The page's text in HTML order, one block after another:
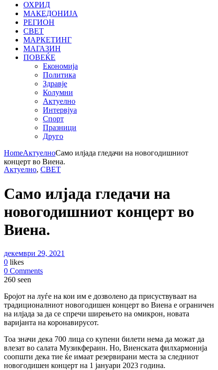
ОХРИД
МАКЕДОНИЈА
РЕГИОН
СВЕТ
МАРКЕТИНГ
МАГАЗИН
ПОВЕЌЕ
Економија
Политика
Здравје
Колумни
Актуелно
Интервјуа
Спорт
Празници
Друго
HomeАктуелноСамо илјада гледачи на новогодишниот
концерт во Виена.
Актуелно, СВЕТ
Само илјада гледачи на
новогодишниот концерт во
Виена.
декември 29, 2021
0 likes
0 Comments
260 seen
Бројот на луѓе на кои им е дозволено да присуствуваат на
традиционалниот новогодишен концерт во Виена е ограничен
на илјада за да се спречи ширењето на омикрон, новата
варијанта на коронавирусот.
Тоа значи дека 700 лица со купени билети нема да можат да
влезат во салата Музикфераин. Но, Виенската филхармонија
соопшти дека тие ќе имаат резервирани места за следниот
новогодишен концерт на 1 јануари 2023 година.